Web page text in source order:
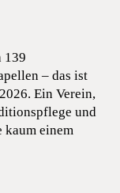
139
– das ist
Ein Verein,
und
kaum einem